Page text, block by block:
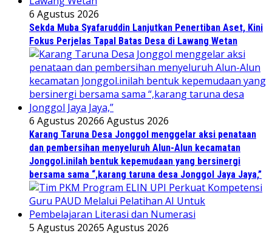
6 Agustus 2026
Sekda Muba Syafaruddin Lanjutkan Penertiban Aset, Kini
Fokus Perjelas Tapal Batas Desa di Lawang Wetan
6 Agustus 20266 Agustus 2026
Karang Taruna Desa Jonggol menggelar aksi penataan
dan pembersihan menyeluruh Alun-Alun kecamatan
Jonggol.inilah bentuk kepemudaan yang bersinergi
bersama sama “,karang taruna desa Jonggol Jaya Jaya,”
5 Agustus 20265 Agustus 2026